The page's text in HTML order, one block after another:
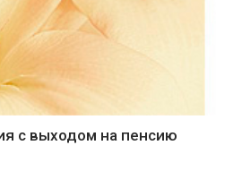
с выходом на пенсию